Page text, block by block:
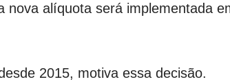
nova alíquota será implementada
2015, motiva essa decisão.